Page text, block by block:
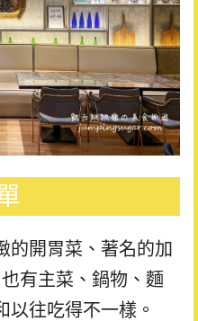
的開胃菜、著名的加
有主菜、鍋物、麵
以往吃得不一樣。